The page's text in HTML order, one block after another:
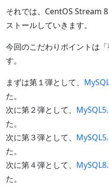
それでは、CentOS Stream
ストールしていきます。
今回のこだわりポイントは
す。
まずは第１弾として、
た。
次に第２弾として、
た。
次に第３弾として、
た。
次に第４弾として、
た。